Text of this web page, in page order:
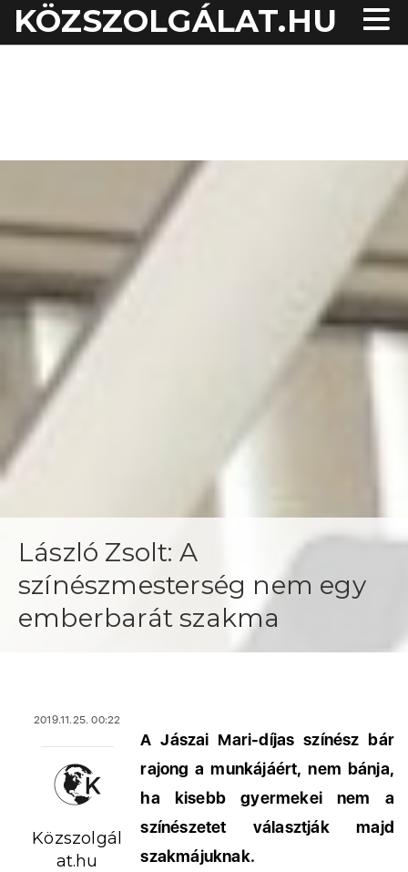
KÖZSZOLGÁLAT.HU
László Zsolt: A
színészmesterség nem egy
emberbarát szakma
2019.11.25. 00:22
Közszolgál
at.hu
A Jászai Mari-díjas színész bár
rajong a munkájáért, nem bánja,
ha kisebb gyermekei nem a
színészetet választják majd
szakmájuknak.